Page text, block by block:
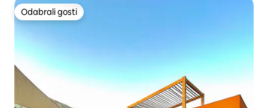
Odabrali gosti
Odabrali gosti